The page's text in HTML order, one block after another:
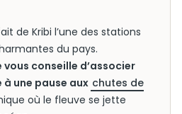
de Kribi l’une des stations
du pays.
conseille d’associer
une pause aux chutes de
où le fleuve se jette